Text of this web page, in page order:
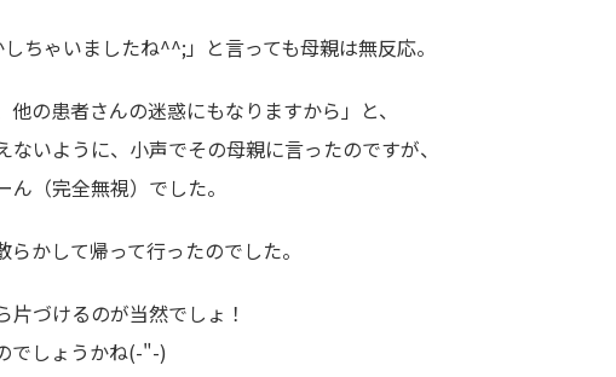
ちゃいましたね^^;」と言っても母親は無反応。
他の患者さんの迷惑にもなりますから」と、
いように、小声でその母親に言ったのですが、
（完全無視）でした。
かして帰って行ったのでした。
片づけるのが当然でしょ！
でしょうかね(-"-)